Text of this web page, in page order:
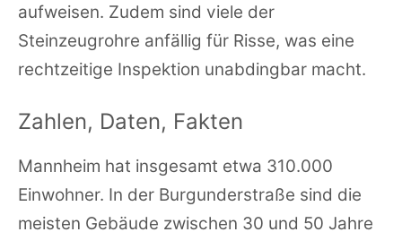
aufweisen. Zudem sind viele der
Steinzeugrohre anfällig für Risse, was eine
rechtzeitige Inspektion unabdingbar macht.
Zahlen, Daten, Fakten
Mannheim hat insgesamt etwa 310.000
Einwohner. In der Burgunderstraße sind die
meisten Gebäude zwischen 30 und 50 Jahre